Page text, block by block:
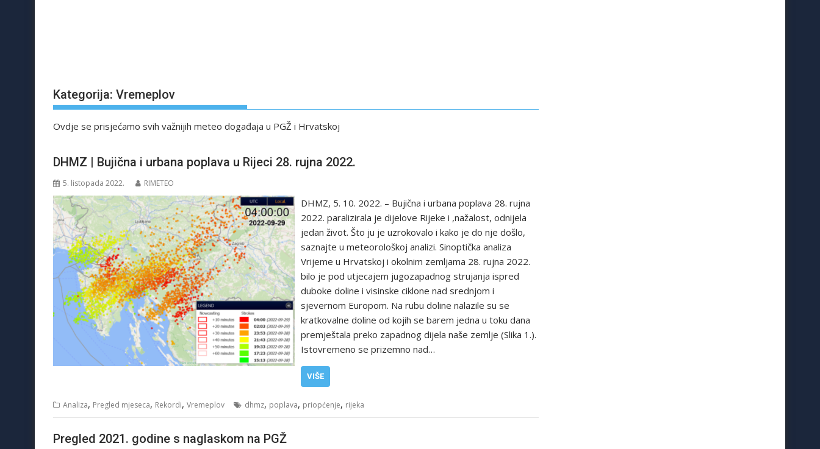
Kategorija: Vremeplov
Ovdje se prisjećamo svih važnijih meteo događaja u PGŽ i Hrvatskoj
DHMZ | Bujična i urbana poplava u Rijeci 28. rujna 2022.
5. listopada 2022. RIMETEO
DHMZ, 5. 10. 2022. – Bujična i urbana poplava 28. rujna
2022. paralizirala je dijelove Rijeke i ,nažalost, odnijela
jedan život. Što ju je uzrokovalo i kako je do nje došlo,
saznajte u meteorološkoj analizi. Sinoptička analiza
Vrijeme u Hrvatskoj i okolnim zemljama 28. rujna 2022.
bilo je pod utjecajem jugozapadnog strujanja ispred
duboke doline i visinske ciklone nad srednjom i
sjevernom Europom. Na rubu doline nalazile su se
kratkovalne doline od kojih se barem jedna u toku dana
premještala preko zapadnog dijela naše zemlje (Slika 1.).
Istovremeno se prizemno nad…
VIŠE
Analiza, Pregled mjeseca, Rekordi, Vremeplov dhmz, poplava, priopćenje, rijeka
Pregled 2021. godine s naglaskom na PGŽ